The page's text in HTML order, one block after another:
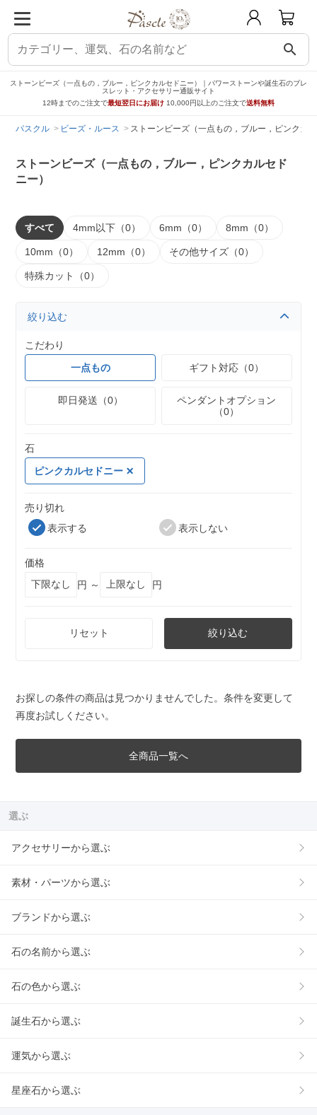
search
ストーンビーズ（一点もの，ブルー，ピンクカルセドニー）｜パワーストーンや誕生石のブレ
スレット・アクセサリー通販サイト
12時までのご注文で最短翌日にお届け 10,000円以上のご注文で送料無料
パスクル ビーズ・ルース ストーンビーズ（一点もの，ブルー，ピンクカ
ストーンビーズ（一点もの，ブルー，ピンクカルセド
ニー）
すべて 4mm以下（0） 6mm（0） 8mm（0）
10mm（0） 12mm（0） その他サイズ（0）
特殊カット（0）
絞り込む
こだわり
一点もの
ギフト対応（0）
即日発送（0）
ペンダントオプション
（0）
石
ピンクカルセドニー
売り切れ
表示する
表示しない
価格
円 ～
円
リセット 絞り込む
お探しの条件の商品は見つかりませんでした。条件を変更して
再度お試しください。
全商品一覧へ
選ぶ
アクセサリーから選ぶ
素材・パーツから選ぶ
ブランドから選ぶ
石の名前から選ぶ
石の色から選ぶ
誕生石から選ぶ
運気から選ぶ
星座石から選ぶ